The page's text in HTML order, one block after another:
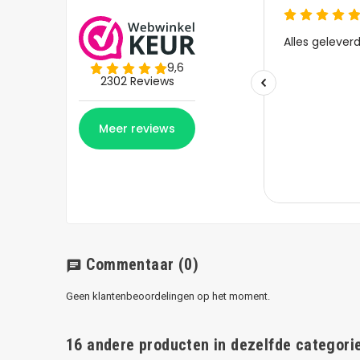
chat Commentaar (0)
Geen klantenbeoordelingen op het moment.
16 andere producten in dezelfde